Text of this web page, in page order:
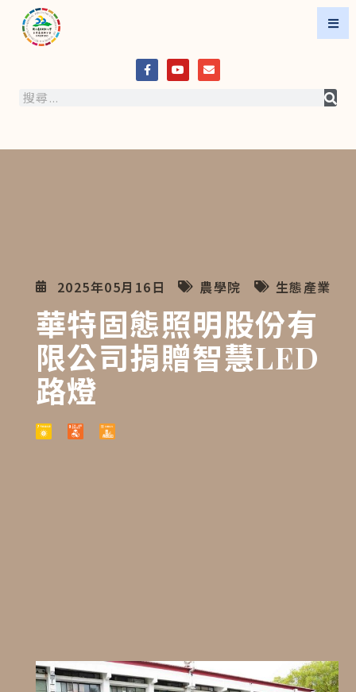
2025年05月16日 農學院 生態產業
華特固態照明股份有
限公司捐贈智慧LED
路燈